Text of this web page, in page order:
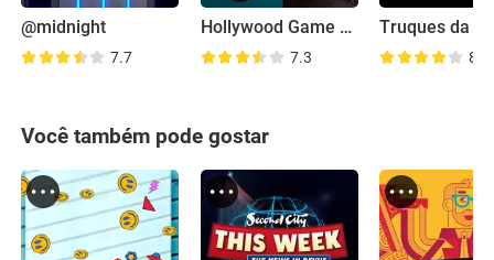
@midnight
7.7
Hollywood Game Night
7.3
Truques da
8.2
Você também pode gostar